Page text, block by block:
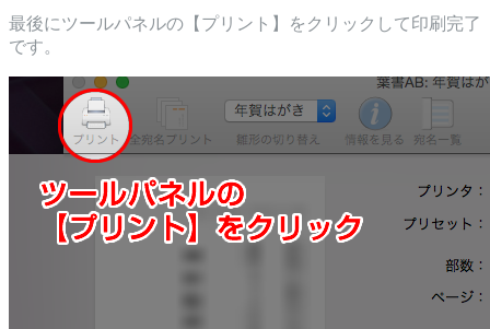
最後にツールパネルの【プリント】をクリックして印刷完了
です。